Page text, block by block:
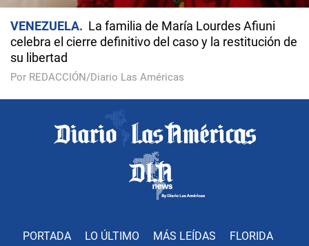
VENEZUELA
La familia de María Lourdes Afiuni
celebra el cierre definitivo del caso y la restitución de
su libertad
Por REDACCIÓN/Diario Las Américas
PORTADA LO ÚLTIMO MÁS LEÍDAS FLORIDA